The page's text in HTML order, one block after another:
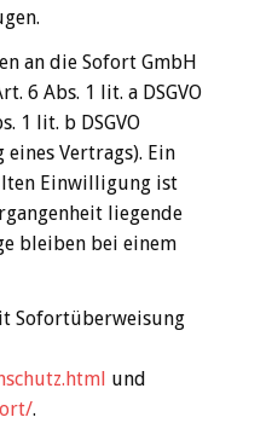
an die Sofort GmbH
6 Abs. 1 lit. a DSGVO
1 lit. b DSGVO
Vertrags). Ein
Einwilligung ist
liegende
bleiben bei einem
Sofortüberweisung
und
.